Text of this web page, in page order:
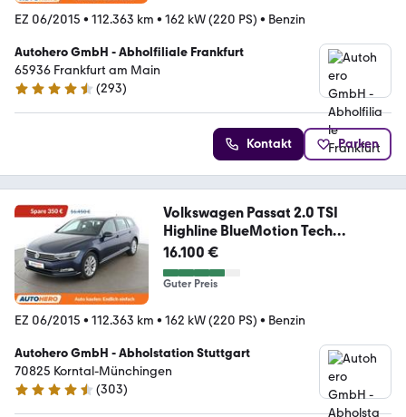
EZ 06/2015 • 112.363 km • 162 kW (220 PS) • Benzin
Autohero GmbH - Abholfiliale Frankfurt
65936 Frankfurt am Main
4.6 Sterne
(293)
Kontakt Parken
Volkswagen Passat 2.0 TSI
Highline BlueMotion Tech
Aut.*NAV
16.100 €
Guter Preis
EZ 06/2015 • 112.363 km • 162 kW (220 PS) • Benzin
Autohero GmbH - Abholstation Stuttgart
70825 Korntal-Münchingen
4.4 Sterne
(303)